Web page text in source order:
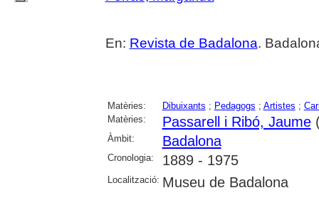
En: Revista de Badalona.
Matèries: Dibuixants ; Pedagogs ; Artistes ;
Matèries:
Passarell i Ribó, Jaume
Àmbit: Badalona
Cronologia: 1889 - 1975
Localització: Museu de Badalona